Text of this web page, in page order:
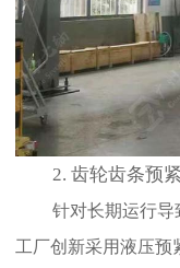
2. 齿轮齿条预
针对长期运行导
工厂创新采用液压预